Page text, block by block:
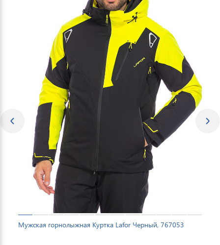
Мужская горнолыжная Куртка Lafor Черный, 767053